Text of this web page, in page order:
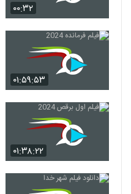
۰۰:۳۲
۰۱:۵۹:۵۳
۰۱:۳۸:۲۲